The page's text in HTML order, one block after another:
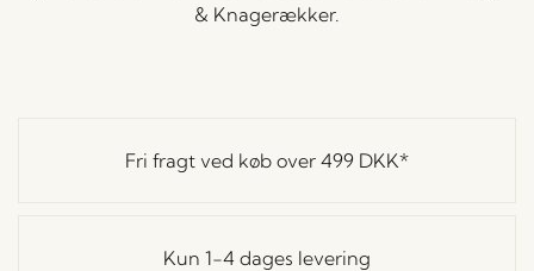
& Knagerækker.
Fri fragt ved køb over 499 DKK*
Kun 1-4 dages levering